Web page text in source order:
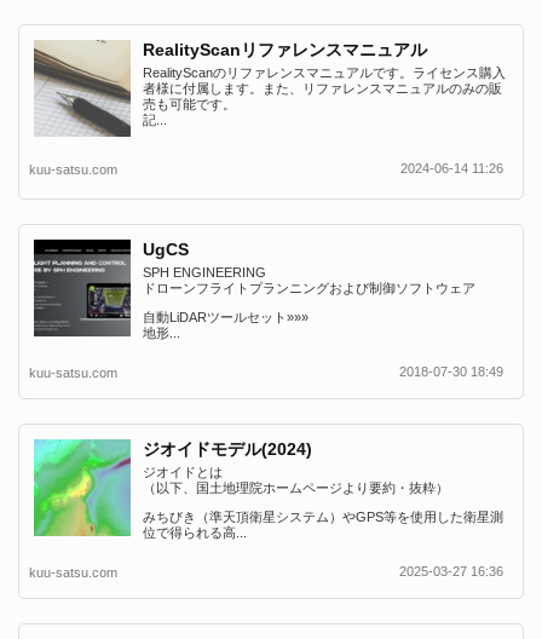
RealityScanリファレンスマニュアル
RealityScanのリファレンスマニュアルです。ライセンス購入
者様に付属します。また、リファレンスマニュアルのみの販
売も可能です。
記...
kuu-satsu.com 2024-06-14 11:26
UgCS
SPH ENGINEERING
ドローンフライトプランニングおよび制御ソフトウェア
自動LiDARツールセット»»»
地形...
kuu-satsu.com 2018-07-30 18:49
ジオイドモデル(2024)
ジオイドとは
（以下、国土地理院ホームページより要約・抜粋）
みちびき（準天頂衛星システム）やGPS等を使用した衛星測
位で得られる高...
kuu-satsu.com 2025-03-27 16:36